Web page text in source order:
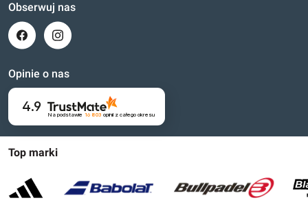
Top marki
Obserwuj nas
Opinie o nas
4.9
Na podstawie 16 803 opinii z całego okresu